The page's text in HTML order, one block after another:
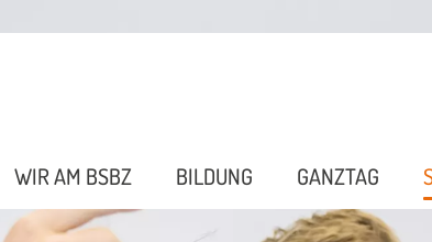
WIR AM BSBZ BILDUNG GANZTAG